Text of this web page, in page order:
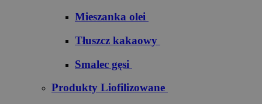
Mieszanka olei
Tłuszcz kakaowy
Smalec gęsi
Produkty Liofilizowane